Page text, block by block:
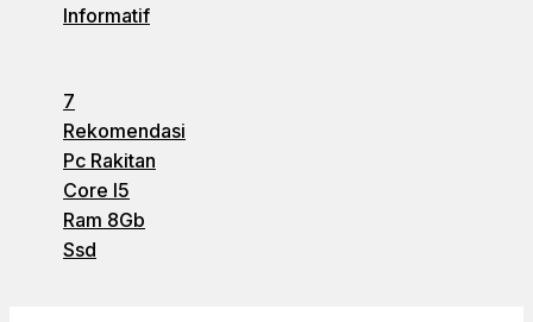
Informatif
7
Rekomendasi
Pc Rakitan
Core I5
Ram 8Gb
Ssd